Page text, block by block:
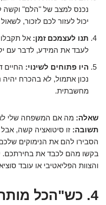
נכנס למצב של "הלם" וקשה
יכול לעזור לכם לזכור,
תנו לעצמכם זמן: אל
לעבד את המידע, לדבר עם
היו פתוחים לשינוי: החיים
נכון אתמול, לא בהכרח
מחשבתית.
שאלה: מה אם המשפחה שלי
תשובה: זו סיטואציה קשה,
הסבירו להם את הנימוקים
בקשו מהם לכבד את בחירתכם.
והצוות הפליאטיבי או עובד
4. כש"הכל